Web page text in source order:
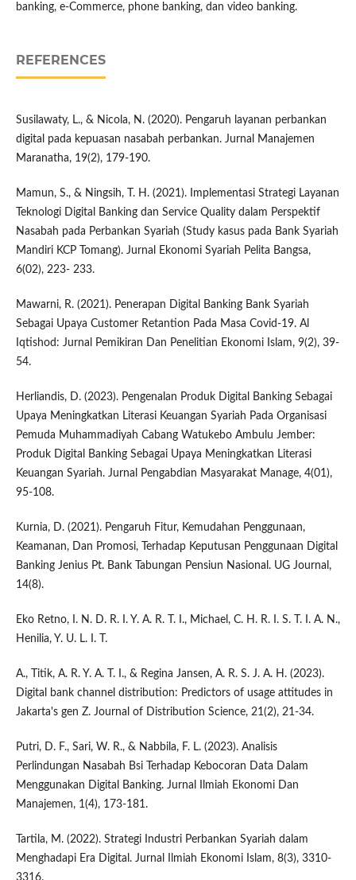
banking, e-Commerce, phone banking, dan video banking.
REFERENCES
Susilawaty, L., & Nicola, N. (2020). Pengaruh layanan perbankan
digital pada kepuasan nasabah perbankan. Jurnal Manajemen
Maranatha, 19(2), 179-190.
Mamun, S., & Ningsih, T. H. (2021). Implementasi Strategi Layanan
Teknologi Digital Banking dan Service Quality dalam Perspektif
Nasabah pada Perbankan Syariah (Study kasus pada Bank Syariah
Mandiri KCP Tomang). Jurnal Ekonomi Syariah Pelita Bangsa,
6(02), 223- 233.
Mawarni, R. (2021). Penerapan Digital Banking Bank Syariah
Sebagai Upaya Customer Retantion Pada Masa Covid-19. Al
Iqtishod: Jurnal Pemikiran Dan Penelitian Ekonomi Islam, 9(2), 39-
54.
Herliandis, D. (2023). Pengenalan Produk Digital Banking Sebagai
Upaya Meningkatkan Literasi Keuangan Syariah Pada Organisasi
Pemuda Muhammadiyah Cabang Watukebo Ambulu Jember:
Produk Digital Banking Sebagai Upaya Meningkatkan Literasi
Keuangan Syariah. Jurnal Pengabdian Masyarakat Manage, 4(01),
95-108.
Kurnia, D. (2021). Pengaruh Fitur, Kemudahan Penggunaan,
Keamanan, Dan Promosi, Terhadap Keputusan Penggunaan Digital
Banking Jenius Pt. Bank Tabungan Pensiun Nasional. UG Journal,
14(8).
Eko Retno, I. N. D. R. I. Y. A. R. T. I., Michael, C. H. R. I. S. T. I. A. N.,
Henilia, Y. U. L. I. T.
A., Titik, A. R. Y. A. T. I., & Regina Jansen, A. R. S. J. A. H. (2023).
Digital bank channel distribution: Predictors of usage attitudes in
Jakarta's gen Z. Journal of Distribution Science, 21(2), 21-34.
Putri, D. F., Sari, W. R., & Nabbila, F. L. (2023). Analisis
Perlindungan Nasabah Bsi Terhadap Kebocoran Data Dalam
Menggunakan Digital Banking. Jurnal Ilmiah Ekonomi Dan
Manajemen, 1(4), 173-181.
Tartila, M. (2022). Strategi Industri Perbankan Syariah dalam
Menghadapi Era Digital. Jurnal Ilmiah Ekonomi Islam, 8(3), 3310-